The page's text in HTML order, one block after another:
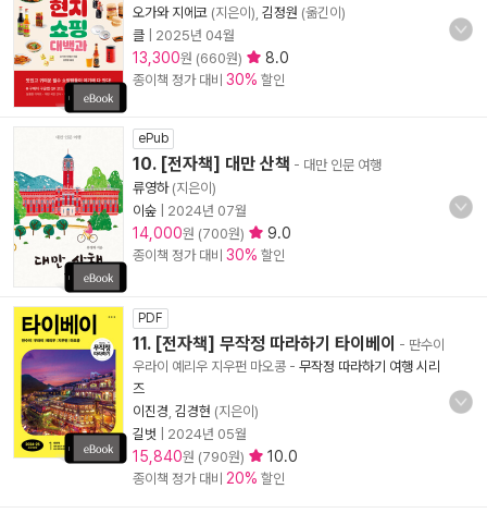
오가와 지에코 (지은이), 김정원 (옮긴이)
클
2025년 04월
13,300원 (660원) 8.0
종이책 정가 대비 30% 할인
ePub
10. [전자책] 대만 산책 - 대만 인문 여행
류영하(지은이)
이숲
2024년 07월
14,000원 (700원) 9.0
종이책 정가 대비 30% 할인
PDF
11. [전자책] 무작정 따라하기 타이베이 - 딴수이
우라이 예리우 지우펀 마오콩 - 무작정 따라하기 여행 시리
즈
이진경 김경현 (지은이)
길벗
2024년 05월
15,840원 (790원) 10.0
종이책 정가 대비 20% 할인